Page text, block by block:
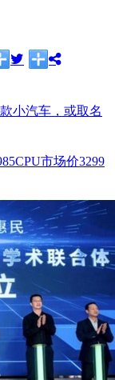
小汽车，或取名
市场价3299